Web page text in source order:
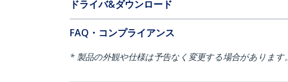
ドライバ&ダウンロード
FAQ・コンプライアンス
* 製品の外観や仕様は予告なく変更する場合があります。